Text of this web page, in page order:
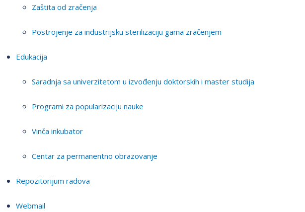
Zaštita od zračenja
Postrojenje za industrijsku sterilizaciju gama zračenjem
Edukacija
Saradnja sa univerzitetom u izvođenju doktorskih i master studija
Programi za popularizaciju nauke
Vinča inkubator
Centar za permanentno obrazovanje
Repozitorijum radova
Webmail